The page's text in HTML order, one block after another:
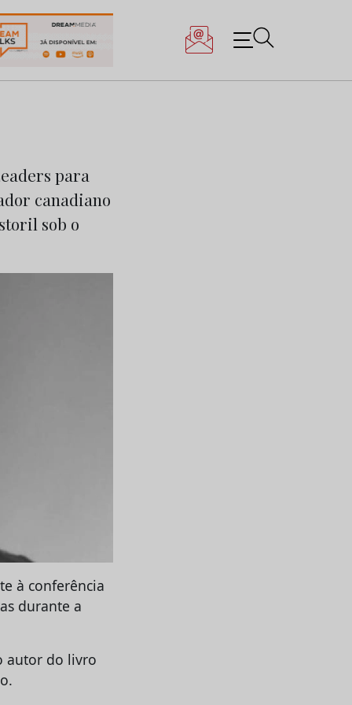
para
canadiano
sob o
à conferência
durante a
autor do livro